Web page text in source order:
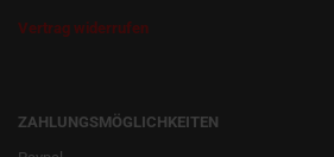
Vertrag widerrufen
ZAHLUNGSMÖGLICHKEITEN